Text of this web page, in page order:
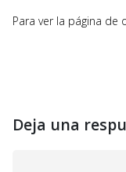
Para ver la página de
Deja una